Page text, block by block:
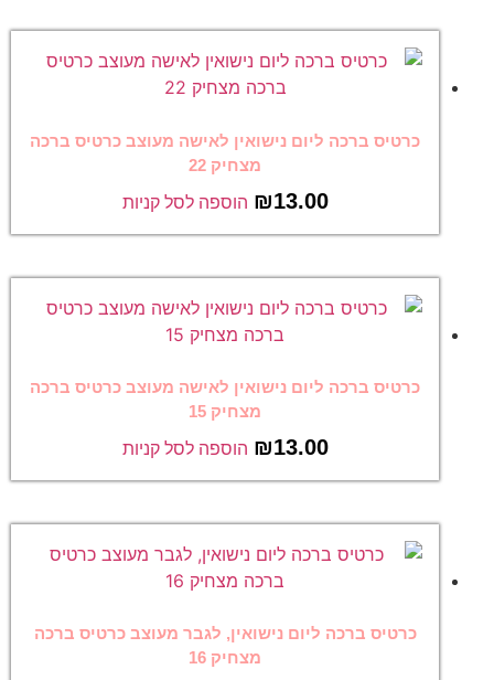
כרטיס ברכה ליום נישואין לאישה מעוצב כרטיס ברכה
מצחיק 22
₪13.00 הוספה לסל קניות
כרטיס ברכה ליום נישואין לאישה מעוצב כרטיס ברכה
מצחיק 15
₪13.00 הוספה לסל קניות
כרטיס ברכה ליום נישואין, לגבר מעוצב כרטיס ברכה
מצחיק 16